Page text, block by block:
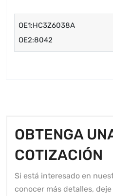
OE1:HC3Z6038A
OE2:8042
OBTENGA
COTIZACIÓN
Si está interesado en
conocer más detalles,